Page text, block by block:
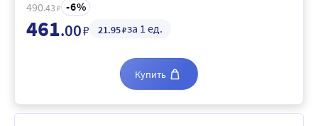
490.43 ₽ 6
461.00₽ 21.95₽за 1 ед.
Купить